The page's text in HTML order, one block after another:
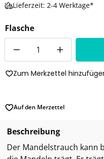
Lieferzeit: 2-4 Werktage*
Flasche
Zum Merkzettel
Auf den Merzettel
Beschreibung
Der Mandelstrauch kann